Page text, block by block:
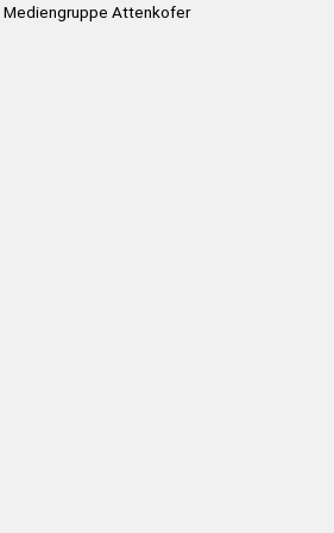
Mediengruppe Attenkofer